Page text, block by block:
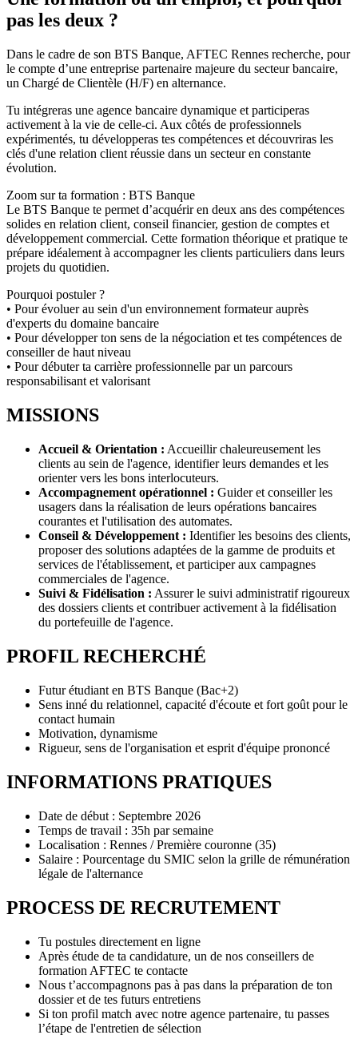
pas les deux ?
Dans le cadre de son BTS Banque, AFTEC Rennes recherche, pour
le compte d’une entreprise partenaire majeure du secteur bancaire,
un Chargé de Clientèle (H/F) en alternance.
Tu intégreras une agence bancaire dynamique et participeras
activement à la vie de celle-ci. Aux côtés de professionnels
expérimentés, tu développeras tes compétences et découvriras les
clés d'une relation client réussie dans un secteur en constante
évolution.
Zoom sur ta formation : BTS Banque
Le BTS Banque te permet d’acquérir en deux ans des compétences
solides en relation client, conseil financier, gestion de comptes et
développement commercial. Cette formation théorique et pratique te
prépare idéalement à accompagner les clients particuliers dans leurs
projets du quotidien.
Pourquoi postuler ?
• Pour évoluer au sein d'un environnement formateur auprès
d'experts du domaine bancaire
• Pour développer ton sens de la négociation et tes compétences de
conseiller de haut niveau
• Pour débuter ta carrière professionnelle par un parcours
responsabilisant et valorisant
MISSIONS
Accueil & Orientation : Accueillir chaleureusement les
clients au sein de l'agence, identifier leurs demandes et les
orienter vers les bons interlocuteurs.
Accompagnement opérationnel : Guider et conseiller les
usagers dans la réalisation de leurs opérations bancaires
courantes et l'utilisation des automates.
Conseil & Développement : Identifier les besoins des clients,
proposer des solutions adaptées de la gamme de produits et
services de l'établissement, et participer aux campagnes
commerciales de l'agence.
Suivi & Fidélisation : Assurer le suivi administratif rigoureux
des dossiers clients et contribuer activement à la fidélisation
du portefeuille de l'agence.
PROFIL RECHERCHÉ
Futur étudiant en BTS Banque (Bac+2)
Sens inné du relationnel, capacité d'écoute et fort goût pour le
contact humain
Motivation, dynamisme
Rigueur, sens de l'organisation et esprit d'équipe prononcé
INFORMATIONS PRATIQUES
Date de début : Septembre 2026
Temps de travail : 35h par semaine
Localisation : Rennes / Première couronne (35)
Salaire : Pourcentage du SMIC selon la grille de rémunération
légale de l'alternance
PROCESS DE RECRUTEMENT
Tu postules directement en ligne
Après étude de ta candidature, un de nos conseillers de
formation AFTEC te contacte
Nous t’accompagnons pas à pas dans la préparation de ton
dossier et de tes futurs entretiens
Si ton profil match avec notre agence partenaire, tu passes
l’étape de l'entretien de sélection